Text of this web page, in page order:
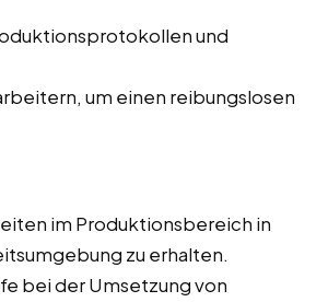
und
um einen reibungslosen
im Produktionsbereich in
zu erhalten.
bei der Umsetzung von